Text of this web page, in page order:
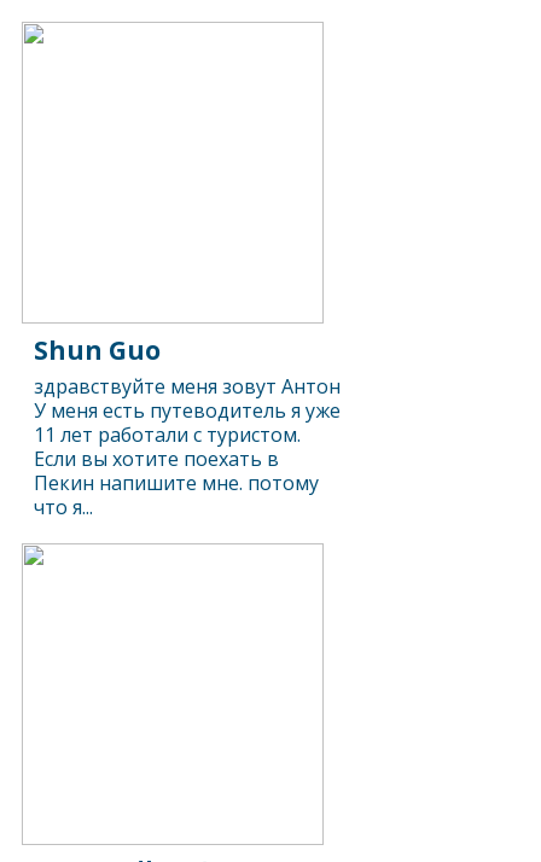
Shun Guo
здравствуйте меня зовут Антон
У меня есть путеводитель я уже
11 лет работали с туристом.
Если вы хотите поехать в
Пекин напишите мне. потому
что я...